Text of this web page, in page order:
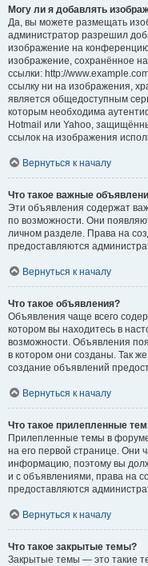
Могу ли я добавлять
Да, вы можете размещать
администратор разрешил
изображение на
изображение, сохранённое
ссылки: http://
ссылку ни на изображения,
является общедоступным
которым необходима
Hotmail или Yahoo,
ссылок на изображения
Вернуться к началу
Что такое важные
Эти объявления содержат
по возможности. Они
личном разделе. Права на
предоставляются
Вернуться к началу
Что такое объявления?
Объявления чаще всего
котором вы находитесь в
возможности. Объявления
в котором они созданы. Так
создание объявлений
Вернуться к началу
Что такое прилепленные
Прилепленные темы в
на его первой странице. Они
информацию, поэтому вы
и с объявлениями, права на
предоставляются
Вернуться к началу
Что такое закрытые темы?
Закрытые темы — это такие